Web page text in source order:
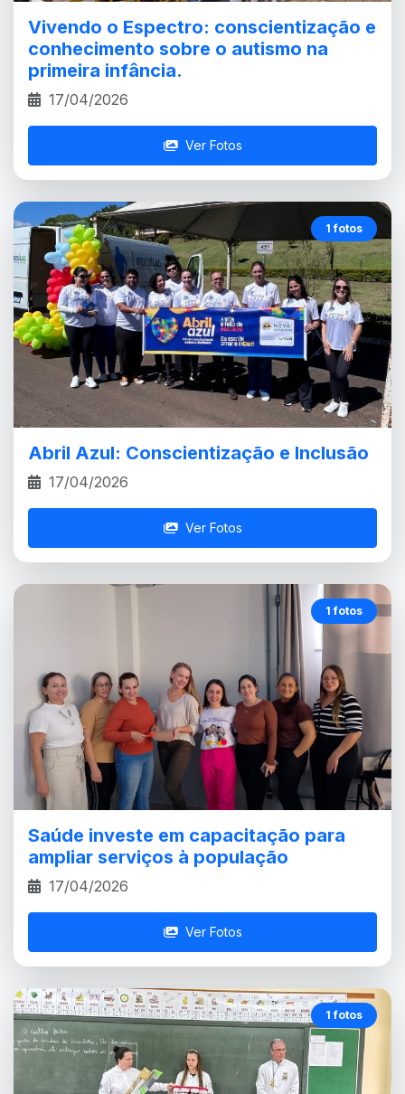
Vivendo o Espectro: conscientização e
conhecimento sobre o autismo na
primeira infância.
17/04/2026
Ver Fotos
1 fotos
Abril Azul: Conscientização e Inclusão
17/04/2026
Ver Fotos
1 fotos
Saúde investe em capacitação para
ampliar serviços à população
17/04/2026
Ver Fotos
1 fotos